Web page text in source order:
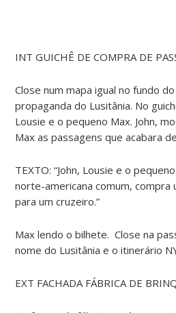
INT GUICHÊ DE COMPRA DE
Close num mapa igual no fundo
propaganda do Lusitânia. No
Lousie e o pequeno Max. John,
Max as passagens que acabara
TEXTO: “John, Lousie e o
norte-americana comum, compra
para um cruzeiro.”
Max lendo o bilhete. Close na
nome do Lusitânia e o itinerário
EXT FACHADA FÁBRICA DE